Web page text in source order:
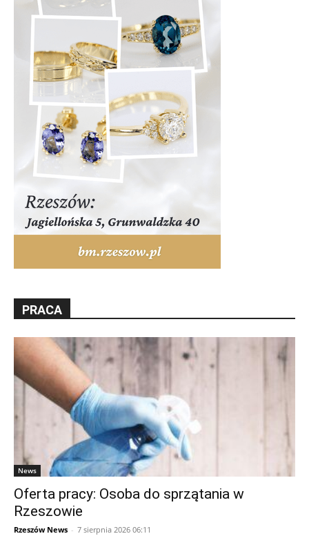
PRACA
News
Oferta pracy: Osoba do sprzątania w
Rzeszowie
Rzeszów News - 7 sierpnia 2026 06:11